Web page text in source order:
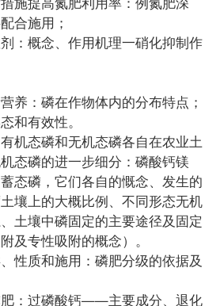
合施用；
概念、作用机理一硝化抑制作
：磷在作物体内的分布特点；
和有效性。
态磷和无机态磷各自在农业土
态磷的进一步细分：磷酸钙镁
态磷，它们各自的慨念、发生的
壤上的大概比例、不同形态无机
土壤中磷固定的主要途径及固定
及专性吸附的概念）。
质和施用：磷肥分级的依据及
：过磷酸钙——主要成分、退化